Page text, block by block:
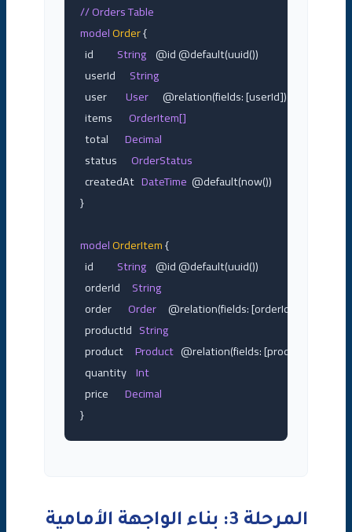
// Orders Table
modelOrder {
  id
String
    @id @default(uuid())
  userId
String
  user
User
      @relation(fields: [userId])
  items
OrderItem[]
  total
Decimal
  status
OrderStatus
  createdAt
DateTime
  @default(now())
}
modelOrderItem {
  id
String
    @id @default(uuid())
  orderId
String
  order
Order
     @relation(fields: [orderId])
  productId
String
  product
Product
   @relation(fields: [productId])
  quantity
Int
  price
Decimal
}
المرحلة 3: بناء الواجهة الأمامية